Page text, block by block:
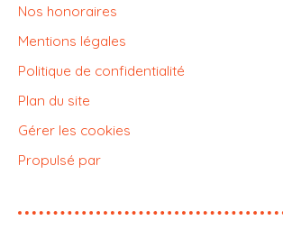
Nos honoraires
Mentions légales
Politique de confidentialité
Plan du site
Gérer les cookies
Propulsé par